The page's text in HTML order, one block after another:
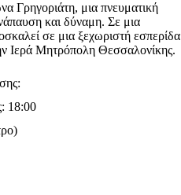
Γρηγοριάτη, μια πνευματική
και δύναμη. Σε μια
σε μια ξεχωριστή εσπερίδα
Ιερά Μητρόπολη Θεσσαλονίκης.
18:00